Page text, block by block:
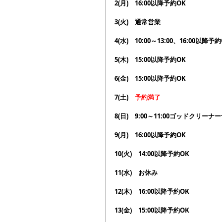
2(月)　16:00以降予約OK
3(火)　通常営業
4(水) 10:00～13:00、16:00以降予
5(木)　15:00以降予約OK
6(金)　15:00以降予約OK
7(土) 予約満了
8(日)　9:00～11:00ゴッドクリーナ
9(月) 16:00以降予約OK
10(火) 14:00以降予約OK
11(水)　お休み
12(木) 16:00以降予約OK
13(金)　15:00以降予約OK